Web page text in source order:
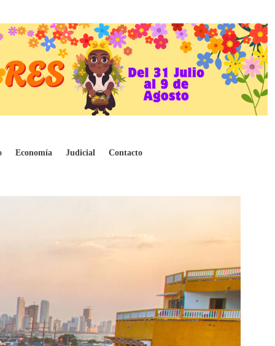
Economía Judicial Contacto